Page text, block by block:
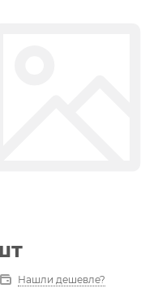
Нашли дешевле?